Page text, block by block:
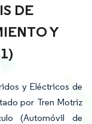
DE
Y
y Eléctricos de
por Tren Motriz
(Automóvil de